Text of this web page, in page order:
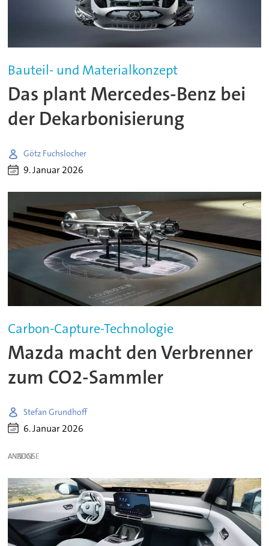
Bauteil- und Materialkonzept
Das plant Mercedes-Benz bei
der Dekarbonisierung
Götz Fuchslocher
9. Januar 2026
Carbon-Capture-Technologie
Mazda macht den Verbrenner
zum CO2-Sammler
Stefan Grundhoff
6. Januar 2026
ANZEIGE